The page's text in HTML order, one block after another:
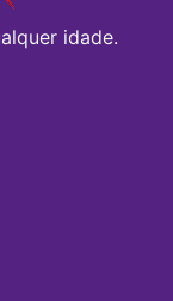
idade.